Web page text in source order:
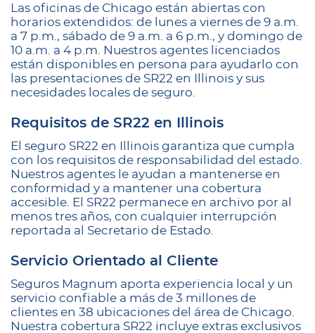
Las oficinas de Chicago están abiertas con
horarios extendidos: de lunes a viernes de 9 a.m.
a 7 p.m., sábado de 9 a.m. a 6 p.m., y domingo de
10 a.m. a 4 p.m. Nuestros agentes licenciados
están disponibles en persona para ayudarlo con
las presentaciones de SR22 en Illinois y sus
necesidades locales de seguro.
Requisitos de SR22 en Illinois
El seguro SR22 en Illinois garantiza que cumpla
con los requisitos de responsabilidad del estado.
Nuestros agentes le ayudan a mantenerse en
conformidad y a mantener una cobertura
accesible. El SR22 permanece en archivo por al
menos tres años, con cualquier interrupción
reportada al Secretario de Estado.
Servicio Orientado al Cliente
Seguros Magnum aporta experiencia local y un
servicio confiable a más de 3 millones de
clientes en 38 ubicaciones del área de Chicago.
Nuestra cobertura SR22 incluye extras exclusivos